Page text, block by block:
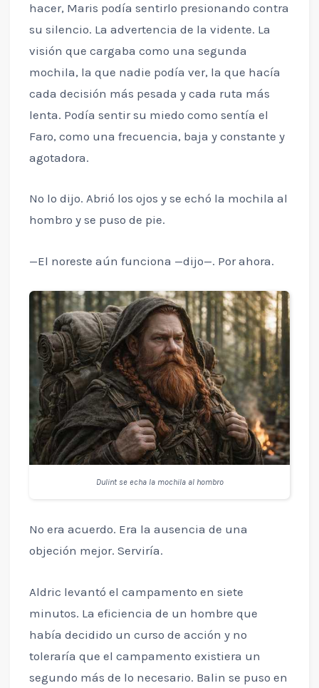
hacer, Maris podía sentirlo presionando contra
su silencio. La advertencia de la vidente. La
visión que cargaba como una segunda
mochila, la que nadie podía ver, la que hacía
cada decisión más pesada y cada ruta más
lenta. Podía sentir su miedo como sentía el
Faro, como una frecuencia, baja y constante y
agotadora.
No lo dijo. Abrió los ojos y se echó la mochila al
hombro y se puso de pie.
—El noreste aún funciona —dijo—. Por ahora.
Dulint se echa la mochila al hombro
No era acuerdo. Era la ausencia de una
objeción mejor. Serviría.
Aldric levantó el campamento en siete
minutos. La eficiencia de un hombre que
había decidido un curso de acción y no
toleraría que el campamento existiera un
segundo más de lo necesario. Balin se puso en